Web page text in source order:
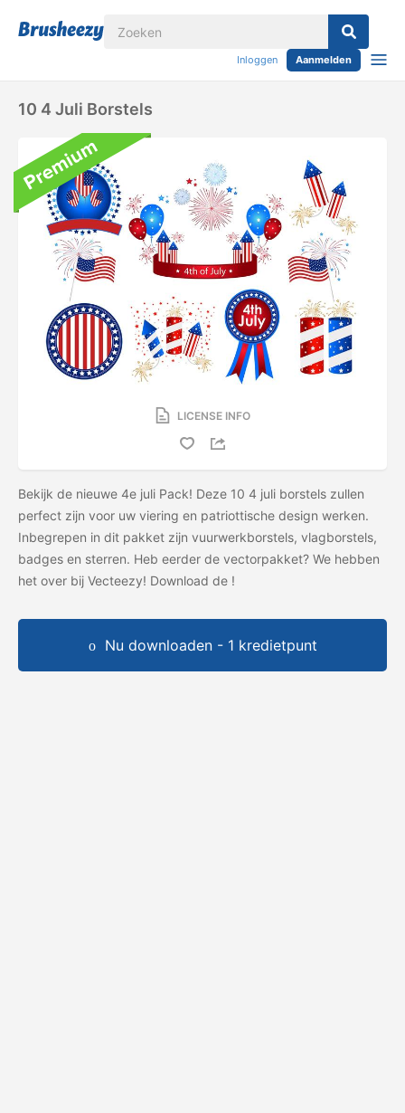
Inloggen Aanmelden
10 4 Juli Borstels
LICENSE INFO
Bekijk de nieuwe 4e juli Pack! Deze 10 4 juli borstels zullen
perfect zijn voor uw viering en patriottische design werken.
Inbegrepen in dit pakket zijn vuurwerkborstels, vlagborstels,
badges en sterren. Heb eerder de vectorpakket? We hebben
het over bij Vecteezy! Download de !
Nu downloaden - 1 kredietpunt